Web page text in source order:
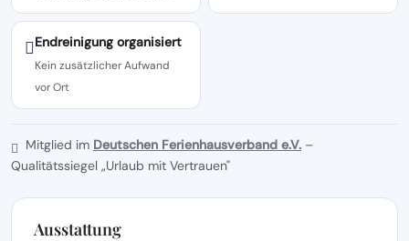
Endreinigung organisiert
Kein zusätzlicher Aufwand
vor Ort
Mitglied im Deutschen Ferienhausverband e.V. –
Qualitätssiegel „Urlaub mit Vertrauen"
Ausstattung